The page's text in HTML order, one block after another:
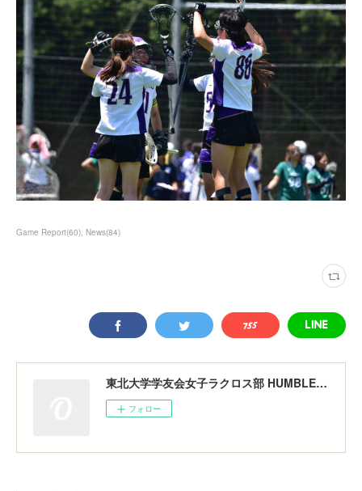
Game Report(60) News(84)
東北大学学友会女子ラクロス部 HUMBLERS
フォロー